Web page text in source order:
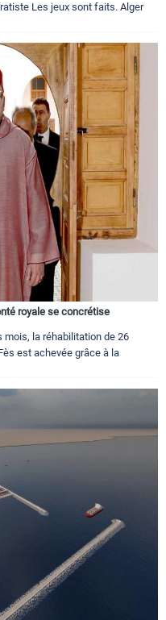
Les jeux sont faits. Alger
royale se concrétise
mois, la réhabilitation de 26
est achevée grâce à la